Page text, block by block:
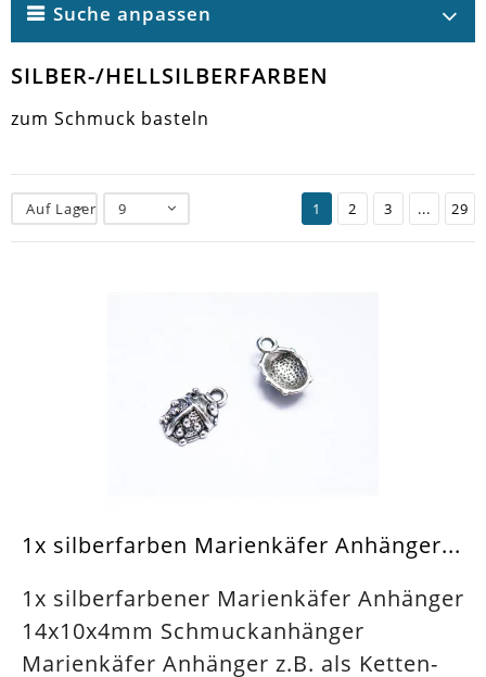
Suche anpassen
SILBER-/HELLSILBERFARBEN
zum Schmuck basteln
Auf Lager 9 1 2 3 ... 29
1x silberfarben Marienkäfer Anhänger...
1x silberfarbener Marienkäfer Anhänger
14x10x4mm Schmuckanhänger
Marienkäfer Anhänger z.B. als Ketten-